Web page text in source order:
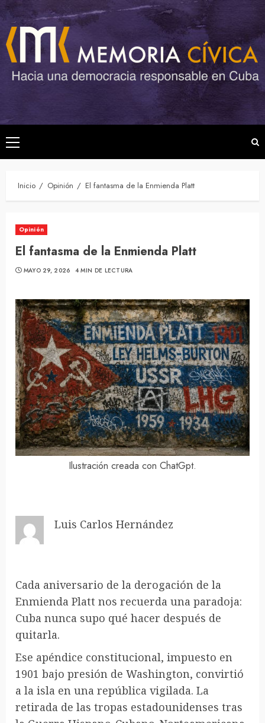
Saltar
al
contenido
Menú
principal
Inicio Opinión El fantasma de la Enmienda Platt
Opinión
El fantasma de la Enmienda Platt
MAYO 29, 2026 4 MIN DE LECTURA
Ilustración creada con ChatGpt.
Luis Carlos Hernández
Cada aniversario de la derogación de la
Enmienda Platt nos recuerda una paradoja:
Cuba nunca supo qué hacer después de
quitarla.
Ese apéndice constitucional, impuesto en
1901 bajo presión de Washington, convirtió
a la isla en una república vigilada. La
retirada de las tropas estadounidenses tras